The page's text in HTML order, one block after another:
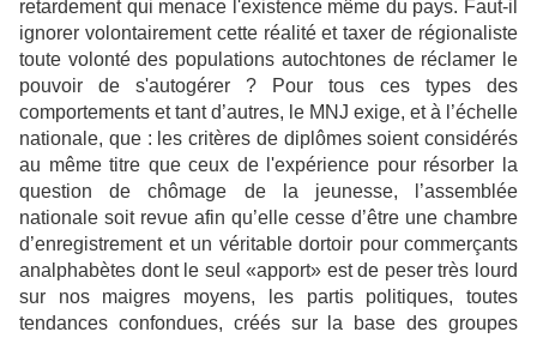
retardement qui menace l'existence même du pays. Faut-il
ignorer volontairement cette réalité et taxer de régionaliste
toute volonté des populations autochtones de réclamer le
pouvoir de s'autogérer ? Pour tous ces types des
comportements et tant d’autres, le MNJ exige, et à l’échelle
nationale, que : les critères de diplômes soient considérés
au même titre que ceux de l'expérience pour résorber la
question de chômage de la jeunesse, l’assemblée
nationale soit revue afin qu’elle cesse d’être une chambre
d’enregistrement et un véritable dortoir pour commerçants
analphabètes dont le seul «apport» est de peser très lourd
sur nos maigres moyens, les partis politiques, toutes
tendances confondues, créés sur la base des groupes